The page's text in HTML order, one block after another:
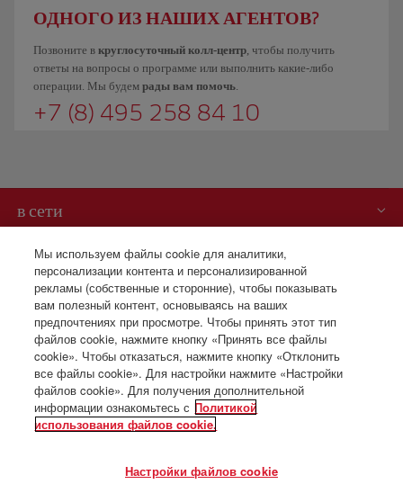
ОДНОГО ИЗ НАШИХ АГЕНТОВ?
Позвоните в круглосуточный колл-центр, чтобы получить
ответы на вопросы о программе или выполнить какие-либо
операции. Мы будем рады вам помочь.
+7 (8) 495 258 84 10
в сети
Вам может быть интересно
Iberia – это также
Наши условия
Бронирования
+7 (8) 495 258 84 10
Понедельник - пятница 10:00 - 19:00 (английский и русский
Мы используем файлы cookie для аналитики,
персонализации контента и персонализированной
рекламы (собственные и сторонние), чтобы показывать
вам полезный контент, основываясь на ваших
предпочтениях при просмотре. Чтобы принять этот тип
файлов cookie, нажмите кнопку «Принять все файлы
cookie». Чтобы отказаться, нажмите кнопку «Отклонить
все файлы cookie». Для настройки нажмите «Настройки
файлов cookie». Для получения дополнительной
информации ознакомьтесь с Политикой
использования файлов cookie.
Настройки файлов cookie